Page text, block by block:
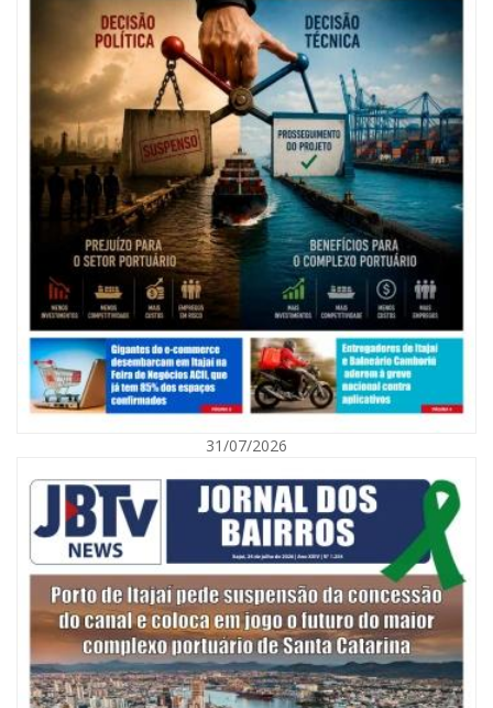
08/08/2026 | 07:00
Agosto Laranja mobiliza Navegantes com ações de prevenção de
deficiências e inclusão social
BALNEÁRIO CAMBORIÚ
31/07/2026